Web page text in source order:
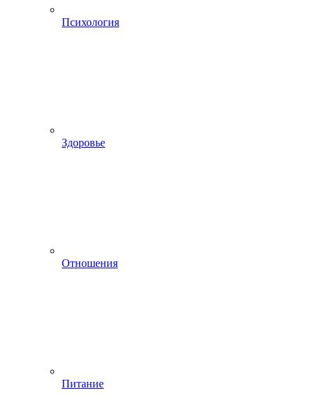
Психология
Здоровье
Отношения
Питание